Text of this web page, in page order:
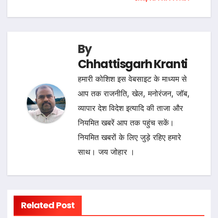
By
Chhattisgarh Kranti
हमारी कोशिश इस वेबसाइट के माध्यम से
आप तक राजनीति, खेल, मनोरंजन, जॉब,
व्यापार देश विदेश इत्यादि की ताजा और
नियमित खबरें आप तक पहुंच सकें।
नियमित खबरों के लिए जुड़े रहिए हमारे
साथ। जय जोहार ।
Related Post